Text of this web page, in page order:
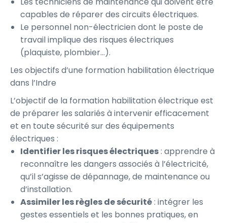
capables de réparer des circuits électriques.
Le personnel non-électricien dont le poste de
travail implique des risques électriques
(plaquiste, plombier…).
Les objectifs d’une formation habilitation électrique
dans l’Indre
L’objectif de la formation habilitation électrique est
de préparer les salariés à intervenir efficacement
et en toute sécurité sur des équipements
électriques :
Identifier les risques électriques: apprendre à
reconnaître les dangers associés à l’électricité,
qu’il s’agisse de dépannage, de maintenance ou
d’installation.
Assimiler les règles de sécurité: intégrer les
gestes essentiels et les bonnes pratiques, en